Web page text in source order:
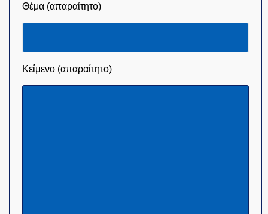
Θέμα (απαραίτητο)
Κείμενο (απαραίτητο)